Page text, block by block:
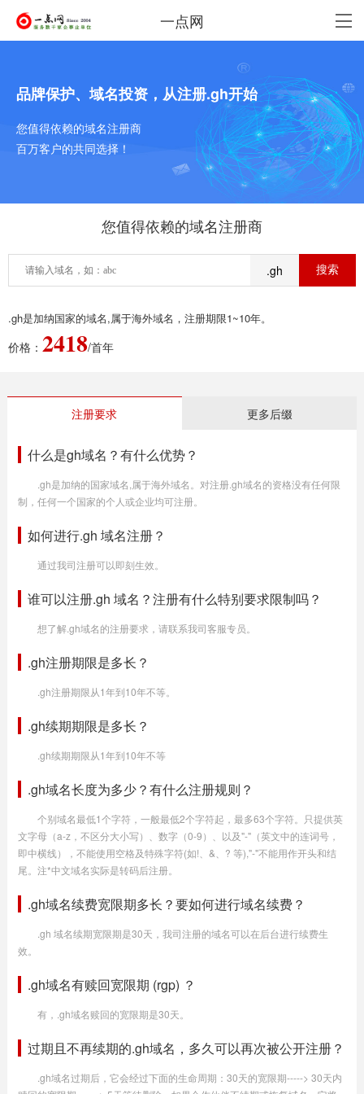
一点网
品牌保护、域名投资，从注册.gh开始
您值得依赖的域名注册商
百万客户的共同选择！
您值得依赖的域名注册商
.gh
.gh是加纳国家的域名,属于海外域名，注册期限1~10年。
价格： 2418/首年
注册要求 更多后缀
什么是gh域名？有什么优势？
.gh是加纳的国家域名,属于海外域名。对注册.gh域名的资格没有任何限
制，任何一个国家的个人或企业均可注册。
如何进行.gh 域名注册？
通过我司注册可以即刻生效。
谁可以注册.gh 域名？注册有什么特别要求限制吗？
想了解.gh域名的注册要求，请联系我司客服专员。
.gh注册期限是多长？
.gh注册期限从1年到10年不等。
.gh续期期限是多长？
.gh续期期限从1年到10年不等
.gh域名长度为多少？有什么注册规则？
个别域名最低1个字符，一般最低2个字符起，最多63个字符。只提供英
文字母（a-z，不区分大小写）、数字（0-9）、以及"-"（英文中的连词号，
即中横线），不能使用空格及特殊字符(如!、&、? 等),"-"不能用作开头和结
尾。注*中文域名实际是转码后注册。
.gh域名续费宽限期多长？要如何进行域名续费？
.gh 域名续期宽限期是30天，我司注册的域名可以在后台进行续费生
效。
.gh域名有赎回宽限期 (rgp) ？
有，.gh域名赎回的宽限期是30天。
过期且不再续期的.gh域名，多久可以再次被公开注册？
.gh域名过期后，它会经过下面的生命周期：30天的宽限期-----> 30天内